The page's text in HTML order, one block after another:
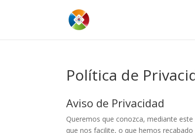
Política de
Aviso de Privacidad
Queremos que conozca, mediante
que nos facilite, o que hemos